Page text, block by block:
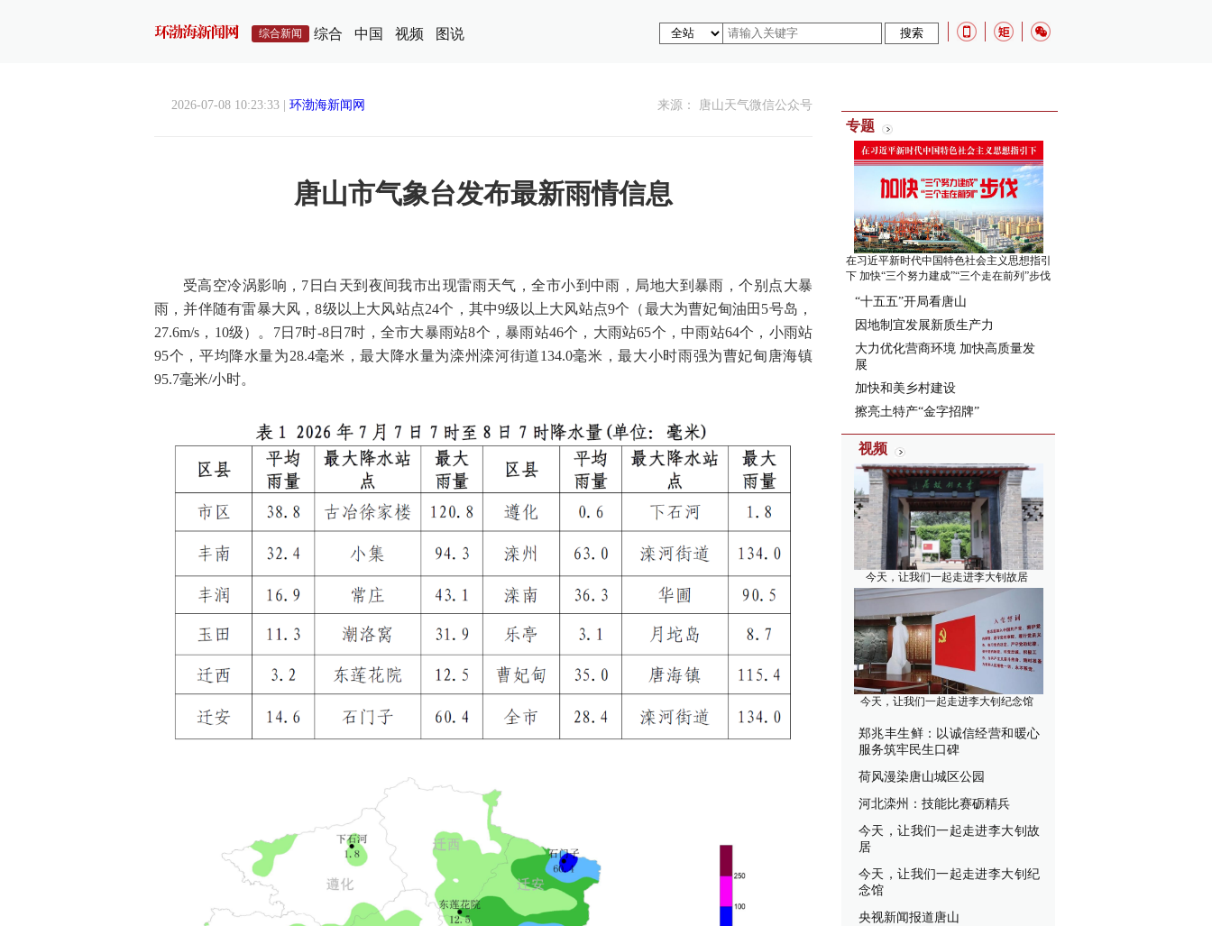
综合新闻 综合 中国 视频 图说
2026-07-08 10:23:33 | 环渤海新闻网 来源： 唐山天气微信公众号
唐山市气象台发布最新雨情信息
受高空冷涡影响，7日白天到夜间我市出现雷雨天气，全市小到中雨，局地大到暴雨，个别点大暴
雨，并伴随有雷暴大风，8级以上大风站点24个，其中9级以上大风站点9个（最大为曹妃甸油田5号岛，
27.6m/s，10级）。7日7时-8日7时，全市大暴雨站8个，暴雨站46个，大雨站65个，中雨站64个，小雨站
95个，平均降水量为28.4毫米，最大降水量为滦州滦河街道134.0毫米，最大小时雨强为曹妃甸唐海镇
95.7毫米/小时。
专题
在习近平新时代中国特色社会主义思想指引
下 加快“三个努力建成”“三个走在前列”步伐
“十五五”开局看唐山
因地制宜发展新质生产力
大力优化营商环境 加快高质量发
展
加快和美乡村建设
擦亮土特产“金字招牌”
视频
今天，让我们一起走进李大钊故居
今天，让我们一起走进李大钊纪念馆
郑兆丰生鲜：以诚信经营和暖心
服务筑牢民生口碑
荷风漫染唐山城区公园
河北滦州：技能比赛砺精兵
今天，让我们一起走进李大钊故
居
今天，让我们一起走进李大钊纪
念馆
央视新闻报道唐山